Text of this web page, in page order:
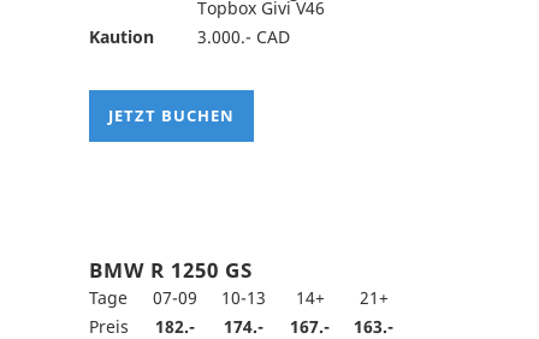
Topbox Givi V46
Kaution
3.000.- CAD
JETZT BUCHEN
BMW R 1250 GS
Tage 07-09 10-13 14+
21+
Preis
182.- 174.- 167.- 163.-